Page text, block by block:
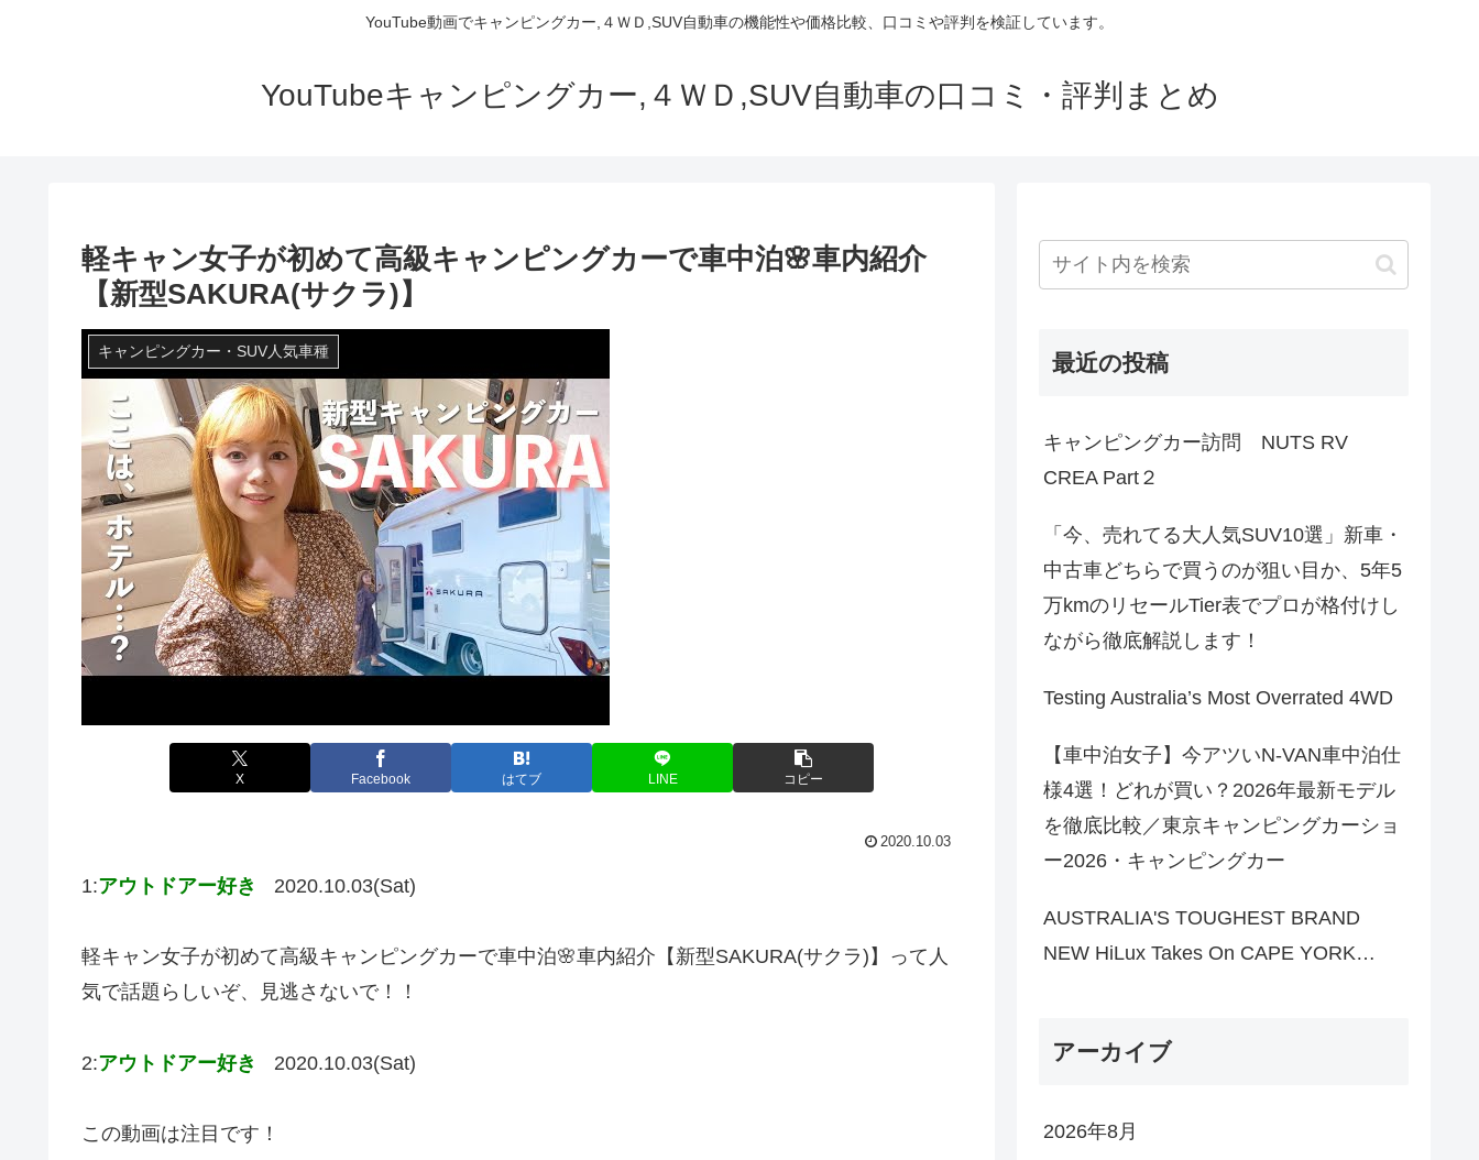
YouTube動画でキャンピングカー,４ＷＤ,SUV自動車の機能性や価格比較、口コミや評判を検証しています。
YouTubeキャンピングカー,４ＷＤ,SUV自動車の口コミ・評判まとめ
軽キャン女子が初めて高級キャンピングカーで車中泊🌸車内紹介
【新型SAKURA(サクラ)】
キャンピングカー・SUV人気車種
X Facebook はてブ LINE コピー
2020.10.03
1:アウトドアー好き 2020.10.03(Sat)
軽キャン女子が初めて高級キャンピングカーで車中泊🌸車内紹介【新型SAKURA(サクラ)】って人
気で話題らしいぞ、見逃さないで！！
2:アウトドアー好き 2020.10.03(Sat)
この動画は注目です！
最近の投稿
キャンピングカー訪問 NUTS RV
CREA Part２
「今、売れてる大人気SUV10選」新車・
中古車どちらで買うのが狙い目か、5年5
万kmのリセールTier表でプロが格付けし
ながら徹底解説します！
Testing Australia’s Most Overrated 4WD
【車中泊女子】今アツいN-VAN車中泊仕
様4選！どれが買い？2026年最新モデル
を徹底比較／東京キャンピングカーショ
ー2026・キャンピングカー
AUSTRALIA'S TOUGHEST BRAND
NEW HiLux Takes On CAPE YORK…
アーカイブ
2026年8月